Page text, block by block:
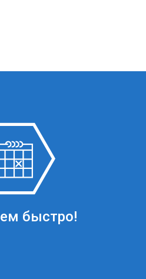
быстро!